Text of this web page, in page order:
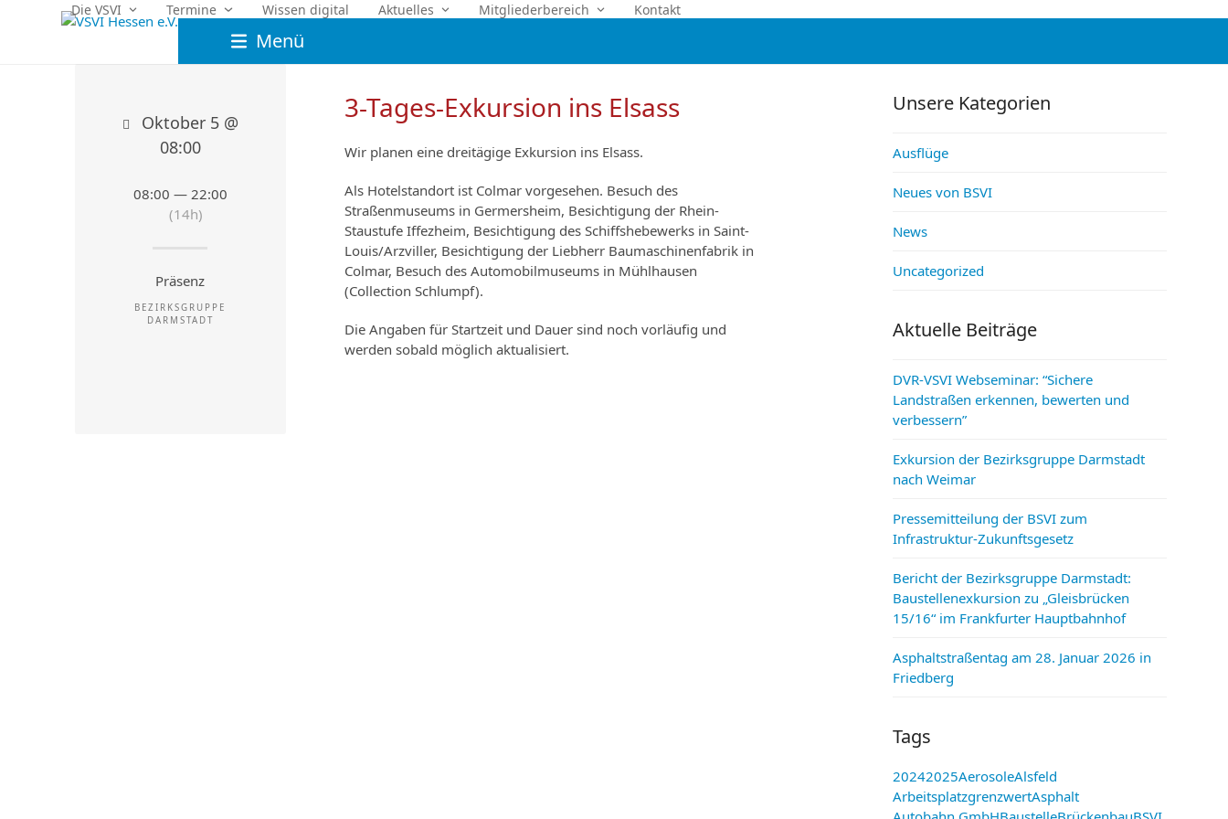
Die VSVI Termine Wissen digital Aktuelles Mitgliederbereich Kontakt
Menü
3-Tages-Exkursion ins Elsass
Wir planen eine dreitägige Exkursion ins Elsass.
Als Hotelstandort ist Colmar vorgesehen. Besuch des
Straßenmuseums in Germersheim, Besichtigung der Rhein-
Staustufe Iffezheim, Besichtigung des Schiffshebewerks in Saint-
Louis/Arzviller, Besichtigung der Liebherr Baumaschinenfabrik in
Colmar, Besuch des Automobilmuseums in Mühlhausen
(Collection Schlumpf).
Die Angaben für Startzeit und Dauer sind noch vorläufig und
werden sobald möglich aktualisiert.
Oktober 5 @
08:00
08:00 — 22:00
(14h)
Präsenz
BEZIRKSGRUPPE
DARMSTADT
Unsere Kategorien
Ausflüge
Neues von BSVI
News
Uncategorized
Aktuelle Beiträge
DVR-VSVI Webseminar: “Sichere
Landstraßen erkennen, bewerten und
verbessern”
Exkursion der Bezirksgruppe Darmstadt
nach Weimar
Pressemitteilung der BSVI zum
Infrastruktur-Zukunftsgesetz
Bericht der Bezirksgruppe Darmstadt:
Baustellenexkursion zu „Gleisbrücken
15/16“ im Frankfurter Hauptbahnhof
Asphaltstraßentag am 28. Januar 2026 in
Friedberg
Tags
20242025AerosoleAlsfeld
ArbeitsplatzgrenzwertAsphalt